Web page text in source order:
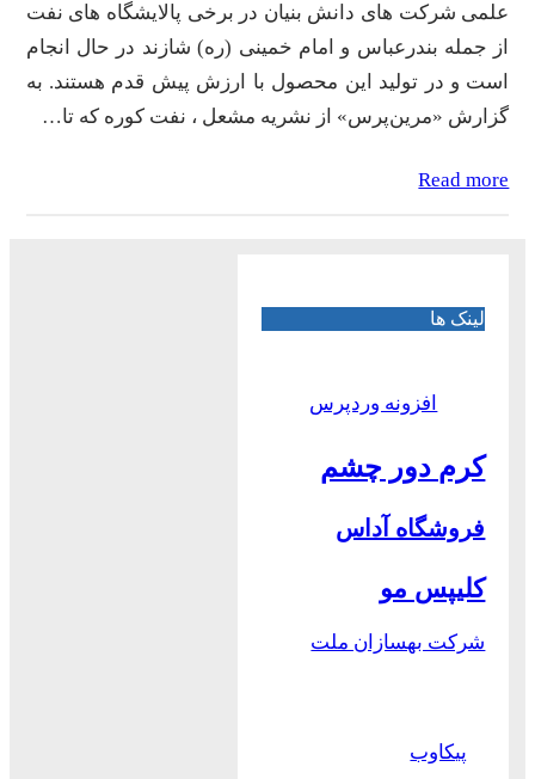
علمی شرکت های دانش بنیان در برخی پالایشگاه های نفت
از جمله بندرعباس و امام خمینی (ره) شازند در حال انجام
است و در تولید این محصول با ارزش پیش قدم هستند. به
گزارش «مرین‌پرس» از نشریه مشعل ، نفت کوره که تا…
Read more
لینک ها
افزونه وردپرس
کرم دور چشم
فروشگاه آداس
کلیپس مو
شرکت بهسازان ملت
پیکاوب